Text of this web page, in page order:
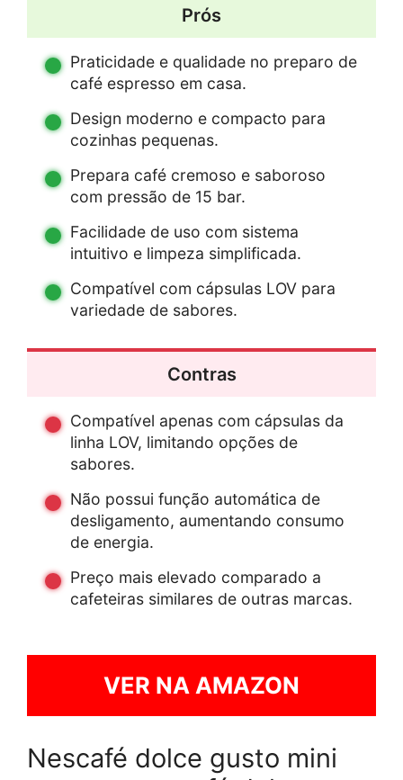
Prós
Praticidade e qualidade no preparo de
café espresso em casa.
Design moderno e compacto para
cozinhas pequenas.
Prepara café cremoso e saboroso
com pressão de 15 bar.
Facilidade de uso com sistema
intuitivo e limpeza simplificada.
Compatível com cápsulas LOV para
variedade de sabores.
Contras
Compatível apenas com cápsulas da
linha LOV, limitando opções de
sabores.
Não possui função automática de
desligamento, aumentando consumo
de energia.
Preço mais elevado comparado a
cafeteiras similares de outras marcas.
VER NA AMAZON
Nescafé dolce gusto mini